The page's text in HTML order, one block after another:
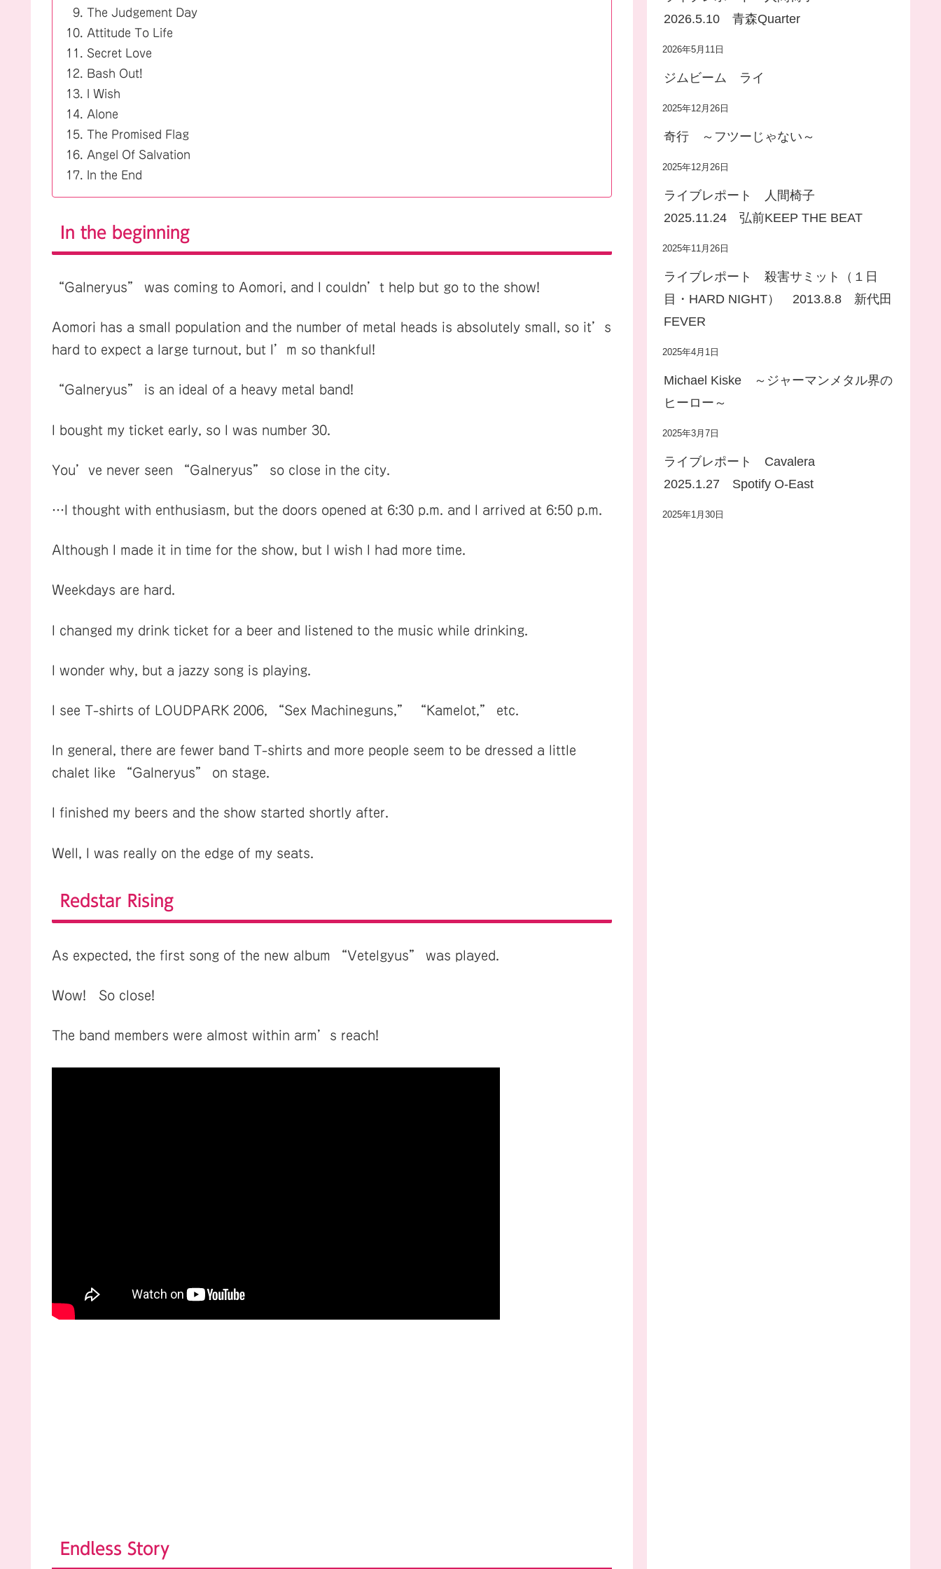
The Judgement Day
Attitude To Life
Secret Love
Bash Out!
I Wish
Alone
The Promised Flag
Angel Of Salvation
In the End
In the beginning
“Galneryus” was coming to Aomori, and I couldn’t help but go to the show!
Aomori has a small population and the number of metal heads is absolutely small, so it’s
hard to expect a large turnout, but I’m so thankful!
“Galneryus” is an ideal of a heavy metal band!
I bought my ticket early, so I was number 30.
You’ve never seen “Galneryus” so close in the city.
…I thought with enthusiasm, but the doors opened at 6:30 p.m. and I arrived at 6:50 p.m.
Although I made it in time for the show, but I wish I had more time.
Weekdays are hard.
I changed my drink ticket for a beer and listened to the music while drinking.
I wonder why, but a jazzy song is playing.
I see T-shirts of LOUDPARK 2006, “Sex Machineguns,” “Kamelot,” etc.
In general, there are fewer band T-shirts and more people seem to be dressed a little
chalet like “Galneryus” on stage.
I finished my beers and the show started shortly after.
Well, I was really on the edge of my seats.
Redstar Rising
As expected, the first song of the new album “Vetelgyus” was played.
Wow! So close!
The band members were almost within arm’s reach!
Endless Story
2026.5.10 青森Quarter
2026年5月11日
ジムビーム ライ
2025年12月26日
奇行 ～フツーじゃない～
2025年12月26日
ライブレポート 人間椅子
2025.11.24 弘前KEEP THE BEAT
2025年11月26日
ライブレポート 殺害サミット（１日
目・HARD NIGHT） 2013.8.8 新代田
FEVER
2025年4月1日
Michael Kiske ～ジャーマンメタル界の
ヒーロー～
2025年3月7日
ライブレポート Cavalera
2025.1.27 Spotify O-East
2025年1月30日